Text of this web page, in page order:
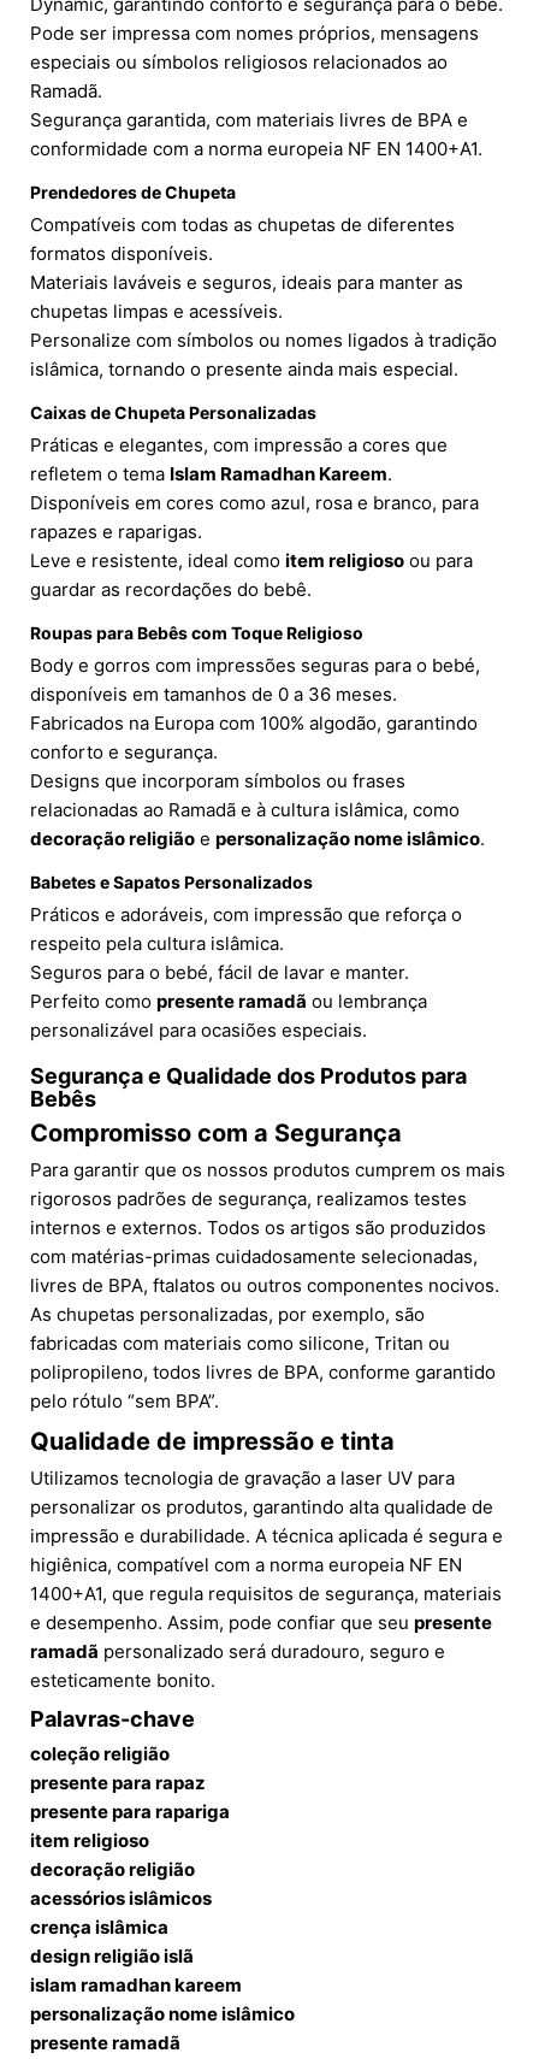
Pode ser impressa com nomes próprios, mensagens
especiais ou símbolos religiosos relacionados ao
Ramadã.
Segurança garantida, com materiais livres de BPA e
conformidade com a norma europeia NF EN 1400+A1.
Prendedores de Chupeta
Compatíveis com todas as chupetas de diferentes
formatos disponíveis.
Materiais laváveis e seguros, ideais para manter as
chupetas limpas e acessíveis.
Personalize com símbolos ou nomes ligados à tradição
islâmica, tornando o presente ainda mais especial.
Caixas de Chupeta Personalizadas
Práticas e elegantes, com impressão a cores que
refletem o tema Islam Ramadhan Kareem.
Disponíveis em cores como azul, rosa e branco, para
rapazes e raparigas.
Leve e resistente, ideal como item religioso ou para
guardar as recordações do bebê.
Roupas para Bebês com Toque Religioso
Body e gorros com impressões seguras para o bebé,
disponíveis em tamanhos de 0 a 36 meses.
Fabricados na Europa com 100% algodão, garantindo
conforto e segurança.
Designs que incorporam símbolos ou frases
relacionadas ao Ramadã e à cultura islâmica, como
decoração religião e personalização nome islâmico.
Babetes e Sapatos Personalizados
Práticos e adoráveis, com impressão que reforça o
respeito pela cultura islâmica.
Seguros para o bebé, fácil de lavar e manter.
Perfeito como presente ramadã ou lembrança
personalizável para ocasiões especiais.
Segurança e Qualidade dos Produtos para
Bebês
Compromisso com a Segurança
Para garantir que os nossos produtos cumprem os mais
rigorosos padrões de segurança, realizamos testes
internos e externos. Todos os artigos são produzidos
com matérias-primas cuidadosamente selecionadas,
livres de BPA, ftalatos ou outros componentes nocivos.
As chupetas personalizadas, por exemplo, são
fabricadas com materiais como silicone, Tritan ou
polipropileno, todos livres de BPA, conforme garantido
pelo rótulo “sem BPA”.
Qualidade de impressão e tinta
Utilizamos tecnologia de gravação a laser UV para
personalizar os produtos, garantindo alta qualidade de
impressão e durabilidade. A técnica aplicada é segura e
higiênica, compatível com a norma europeia NF EN
1400+A1, que regula requisitos de segurança, materiais
e desempenho. Assim, pode confiar que seu presente
ramadã personalizado será duradouro, seguro e
esteticamente bonito.
Palavras-chave
coleção religião
presente para rapaz
presente para rapariga
item religioso
decoração religião
acessórios islâmicos
crença islâmica
design religião islã
islam ramadhan kareem
personalização nome islâmico
presente ramadã